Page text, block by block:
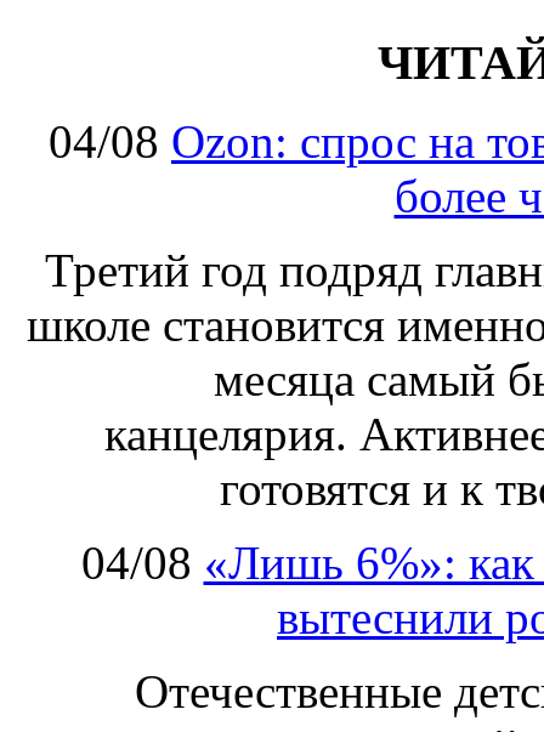
04/08 Ozon: спрос на
более
Третий год подряд
школе становится
месяца самый
канцелярия.
готовятся и к
04/08 «Лишь 6%»: как
вытеснили
Отечественные